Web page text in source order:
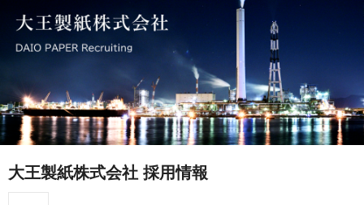
大王製紙株式会社 採用情報